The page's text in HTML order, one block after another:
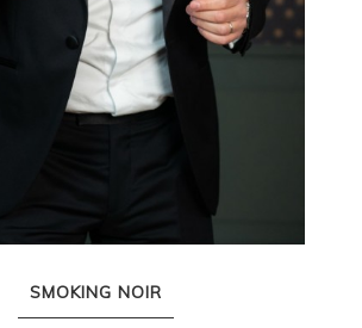
SMOKING NOIR